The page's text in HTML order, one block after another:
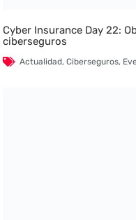
Cyber Insurance Day 22:
ciberseguros
Actualidad,Ciberseguros,